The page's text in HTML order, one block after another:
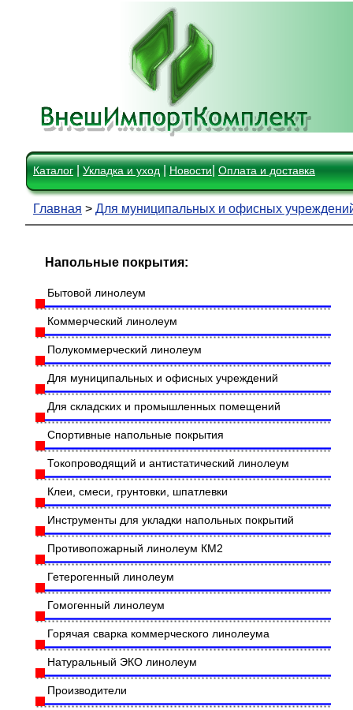
Каталог Укладка и уход Новости Оплата и доставка
Главная > Для муниципальных и офисных
Напольные покрытия:
Бытовой линолеум
Коммерческий линолеум
Полукоммерческий линолеум
Для муниципальных и офисных учреждений
Для складских и промышленных помещений
Спортивные напольные покрытия
Токопроводящий и антистатический линолеум
Клеи, смеси, грунтовки, шпатлевки
Инструменты для укладки напольных покрытий
Противопожарный линолеум КМ2
Гетерогенный линолеум
Гомогенный линолеум
Горячая сварка коммерческого линолеума
Натуральный ЭКО линолеум
Производители